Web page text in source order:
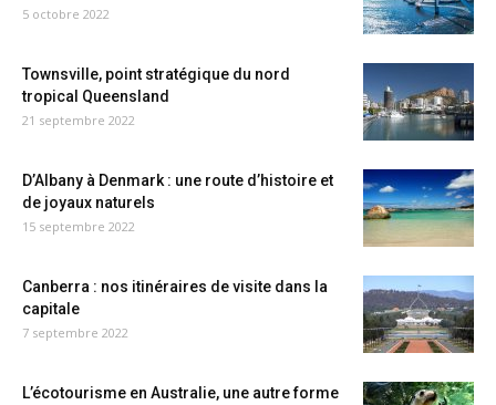
5 octobre 2022
Townsville, point stratégique du nord
tropical Queensland
21 septembre 2022
D’Albany à Denmark : une route d’histoire et
de joyaux naturels
15 septembre 2022
Canberra : nos itinéraires de visite dans la
capitale
7 septembre 2022
L’écotourisme en Australie, une autre forme